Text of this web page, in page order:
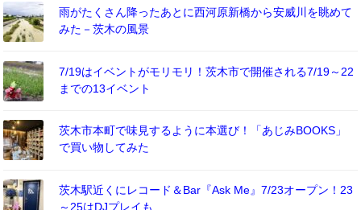
雨がたくさん降ったあとに西河原新橋から安威川を眺めて
みた－茨木の風景
7/19はイベントがモリモリ！茨木市で開催される7/19～22
までの13イベント
茨木市本町で味見するように本選び！「あじみBOOKS」
で買い物してみた
茨木駅近くにレコード＆Bar『Ask Me』7/23オープン！23
～25はDJプレイも